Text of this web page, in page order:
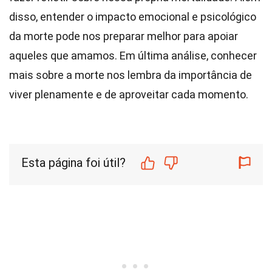
disso, entender o impacto emocional e psicológico
da morte pode nos preparar melhor para apoiar
aqueles que amamos. Em última análise, conhecer
mais sobre a morte nos lembra da importância de
viver plenamente e de aproveitar cada momento.
Esta página foi útil?